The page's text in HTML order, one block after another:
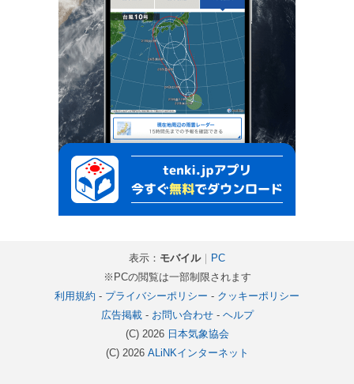
表示： モバイル｜ PC
※PCの閲覧は一部制限されます
利用規約 - プライバシーポリシー - クッキーポリシー
広告掲載- お問い合わせ- ヘルプ
(C) 2026 日本気象協会
(C) 2026 ALiNKインターネット